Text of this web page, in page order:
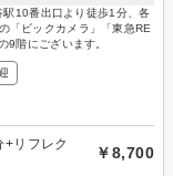
10番出口より徒歩1分、各
「ビックカメラ」「東急RE
9階にございます。
+リフレク
￥8,700